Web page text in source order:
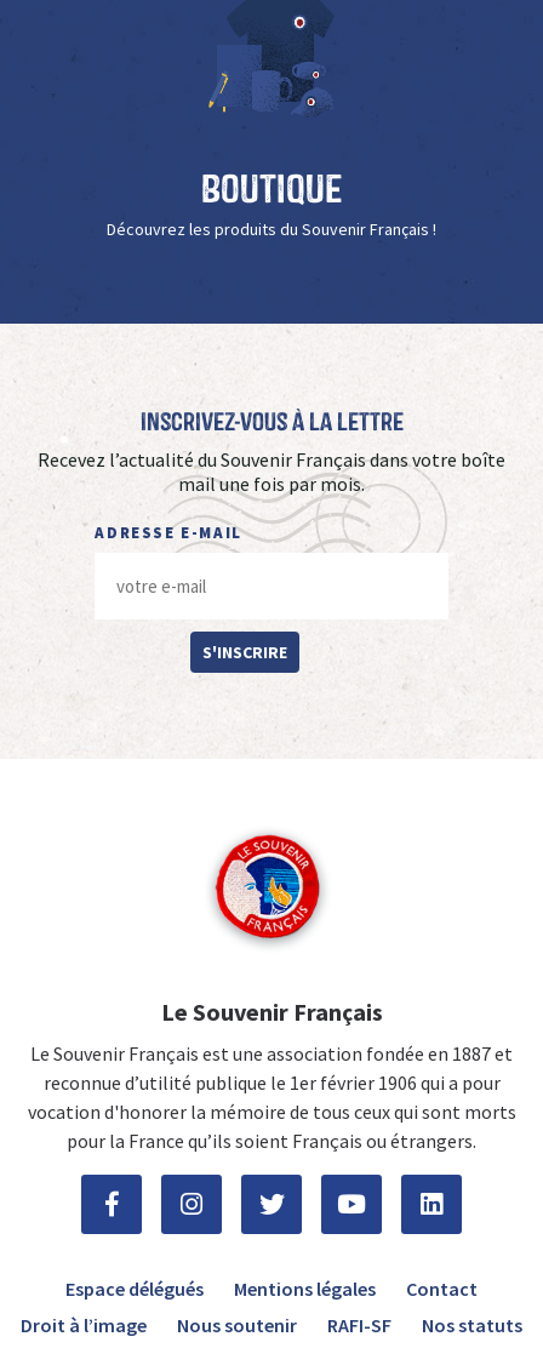
Boutique
Découvrez les produits du Souvenir Français !
Inscrivez-vous à La Lettre
Recevez l’actualité du Souvenir Français dans votre boîte
mail une fois par mois.
ADRESSE E-MAIL
S'INSCRIRE
Le Souvenir Français
Le Souvenir Français est une association fondée en 1887 et
reconnue d’utilité publique le 1er février 1906 qui a pour
vocation d'honorer la mémoire de tous ceux qui sont morts
pour la France qu’ils soient Français ou étrangers.
Espace délégués Mentions légales
Contact
Droit à l’image
Nous soutenir RAFI-SF Nos statuts